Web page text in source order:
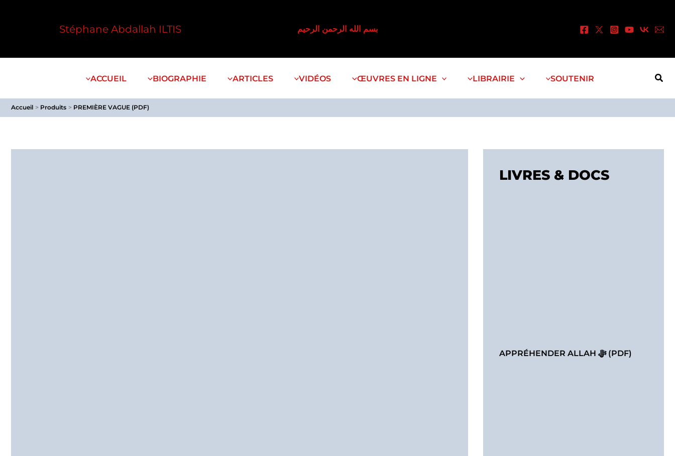
Stéphane Abdallah ILTIS بسم الله الرحمن الرحيم
ACCUEIL BIOGRAPHIE ARTICLES VIDÉOS ŒUVRES EN LIGNE LIBRAIRIE SOUTENIR
Accueil Produits PREMIÈRE VAGUE (PDF)
LIVRES & DOCS
APPRÉHENDER ALLAH ﷻ (PDF)